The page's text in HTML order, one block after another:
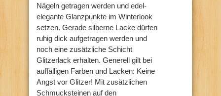
Nägeln getragen werden und edel-
elegante Glanzpunkte im Winterlook
setzen. Gerade silberne Lacke dürfen
ruhig dick aufgetragen werden und
noch eine zusätzliche Schicht
Glitzerlack erhalten. Generell gilt bei
auffälligen Farben und Lacken: Keine
Angst vor Glitzer! Mit zusätzlichen
Schmucksteinen auf den